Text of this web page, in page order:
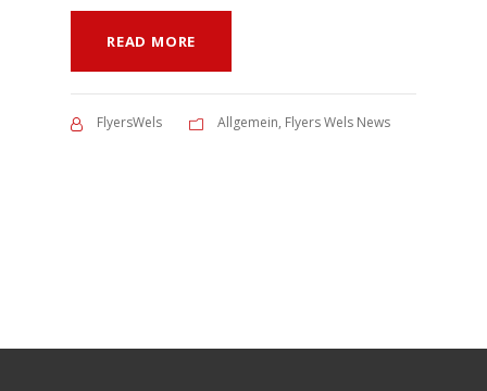
READ MORE
FlyersWels Allgemein, Flyers Wels News